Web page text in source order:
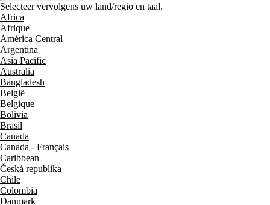
Selecteer vervolgens uw land/regio en taal.
Africa
Afrique
América Central
Argentina
Asia Pacific
Australia
Bangladesh
België
Belgique
Bolivia
Brasil
Canada
Canada - Français
Caribbean
Česká republika
Chile
Colombia
Danmark